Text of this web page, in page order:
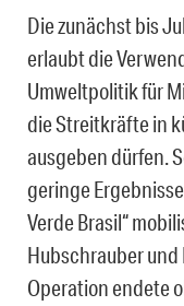
Die zunächst bis
erlaubt die
Umweltpolitik für
die Streitkräfte in
ausgeben dürfen.
geringe
Verde Brasil“
Hubschrauber und
Operation endete